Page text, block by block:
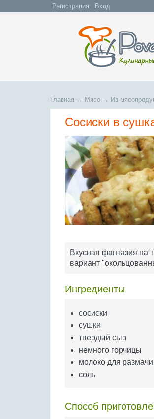
Регистрация Вход
Главная → Мясо → Из
Сосиски в
Вкусная фантазия на
вариант
Ингредиенты
сосиски
сушки
твердый сыр
немного горчицы
молоко для
соль
Способ